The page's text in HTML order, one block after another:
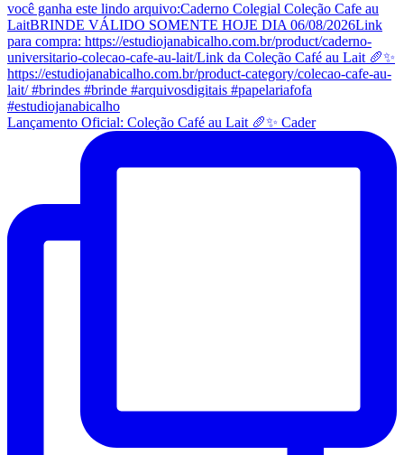
Lançamento Oficial: Coleção Café au Lait 🥖✨ Cader